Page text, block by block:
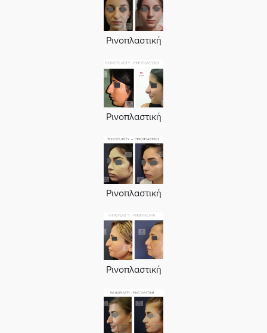
Ρινοπλαστική
Ρινοπλαστική
Ρινοπλαστική
Ρινοπλαστική